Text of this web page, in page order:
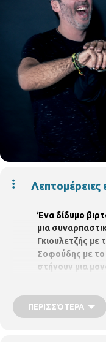
Ένα δίδυμο
μια
Γκιουλετζής με
Σοφούδης με το
στήνουν μια
πρόγραμμα. Σε
ένα μικρό
ΠΕΡΙΣΣΌΤΕΡΑ